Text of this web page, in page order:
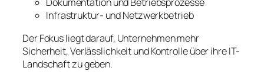
Infrastruktur- und Netzwerkbetrieb
Der Fokus liegt darauf, Unternehmen mehr
Sicherheit, Verlässlichkeit und Kontrolle über ihre IT-
Landschaft zu geben.